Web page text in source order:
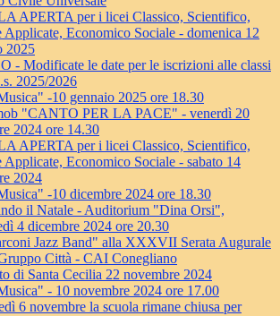
APERTA per i licei Classico, Scientifico,
Applicate, Economico Sociale - domenica 12
2025
- Modificate le date per le iscrizioni alle classi
2025/2026
-10 gennaio 2025 ore 18.30
"CANTO PER LA PACE" - venerdì 20
2024 ore 14.30
APERTA per i licei Classico, Scientifico,
Applicate, Economico Sociale - sabato 14
2024
-10 dicembre 2024 ore 18.30
il Natale - Auditorium "Dina Orsi",
4 dicembre 2024 ore 20.30
Jazz Band" alla XXXVII Serata Augurale
Città - CAI Conegliano
di Santa Cecilia 22 novembre 2024
- 10 novembre 2024 ore 17.00
6 novembre la scuola rimane chiusa per